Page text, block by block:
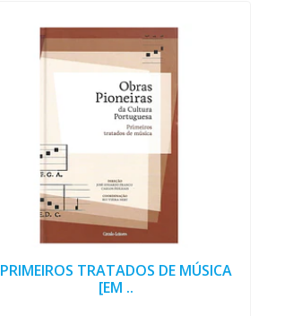
PRIMEIROS TRATADOS DE MÚSICA
[EM ..